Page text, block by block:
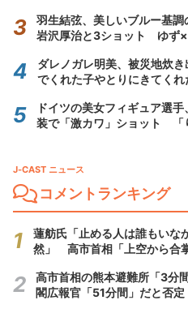
羽生結弦、美しいブルー基調
岩沢厚治と3ショット ゆず
ダレノガレ明美、被災地炊
でくれた子やとりにきてくれ
ドイツの美女フィギュア選
装で「激カワ」ショット 「
J-CAST ニュース
コメントランキング
蓮舫氏「止める人は誰もいな
然」 高市首相「上空から合
高市首相の熊本避難所「3分
閣広報官「51分間」だと否定